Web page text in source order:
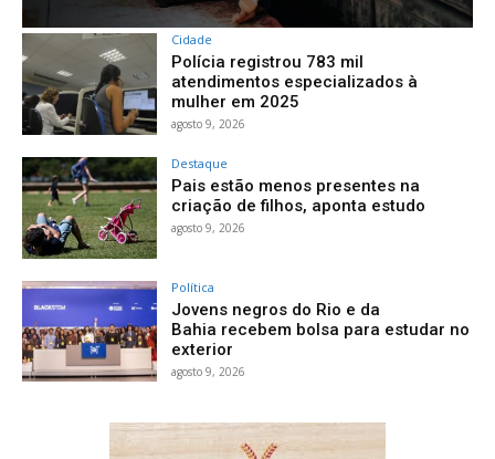
Cidade
Polícia registrou 783 mil
atendimentos especializados à
mulher em 2025
agosto 9, 2026
Destaque
Pais estão menos presentes na
criação de filhos, aponta estudo
agosto 9, 2026
Política
Jovens negros do Rio e da
Bahia recebem bolsa para estudar no
exterior
agosto 9, 2026